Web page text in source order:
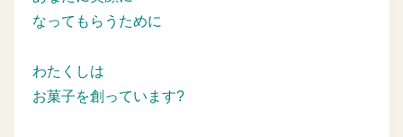
なってもらうために
わたくしは
お菓子を創っています?